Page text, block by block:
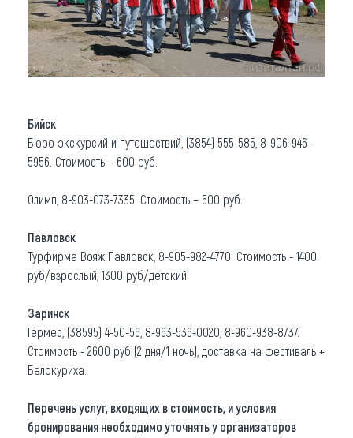
Бийск
Бюро экскурсий и путешествий, (3854) 555-585, 8-906-946-
5956. Стоимость – 600 руб.
Олимп, 8-903-073-7335. Стоимость – 500 руб.
Павловск
Турфирма Вояж Павловск, 8-905-982-4770. Стоимость - 1400
руб/взрослый, 1300 руб/детский.
Заринск
Гермес, (38595) 4-50-56, 8-963-536-0020, 8-960-938-8737.
Стоимость - 2600 руб (2 дня/1 ночь), доставка на фестиваль +
Белокуриха.
Перечень услуг, входящих в стоимость, и условия
бронирования необходимо уточнять у организаторов